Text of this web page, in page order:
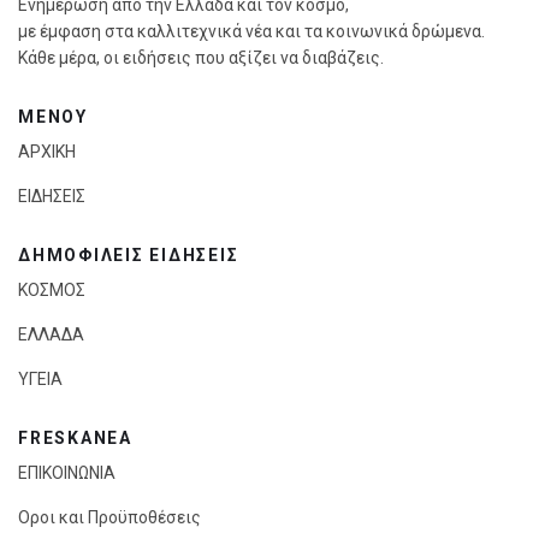
Ενημέρωση από την Ελλάδα και τον κόσμο,
με έμφαση στα καλλιτεχνικά νέα και τα κοινωνικά δρώμενα.
Κάθε μέρα, οι ειδήσεις που αξίζει να διαβάζεις.
ΜΕΝΟΥ
ΑΡΧΙΚΗ
ΕΙΔΗΣΕΙΣ
ΔΗΜΟΦΙΛΕΙΣ ΕΙΔΗΣΕΙΣ
ΚΟΣΜΟΣ
ΕΛΛΑΔΑ
ΥΓΕΙΑ
FRESKANEA
ΕΠΙΚΟΙΝΩΝΙΑ
Οροι και Προϋποθέσεις